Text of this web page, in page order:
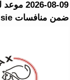
ضمن منافسات Eredivisie